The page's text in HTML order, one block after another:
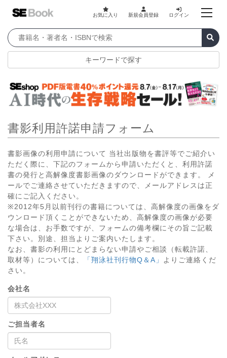
お気に入り 新規会員登録 ログイン
キーワードで探す
書影利用許諾申請フォーム
書影画像の利用申請について 当社出版物を書評等でご紹介い
ただく際に、下記のフォームから申請いただくと、利用許諾
書の発行と高解像度書影画像のダウンロードができます。 メ
ールでご連絡させていただきますので、メールアドレスは正
確にご記入ください。
※2012年5月以前刊行の書籍については、高解像度の画像をダ
ウンロード頂くことができないため、高解像度の画像が必要
な場合は、お手数ですが、フォームの備考欄にその旨ご記載
下さい。別途、担当よりご案内いたします。
なお、書影の利用にとどまらない申請やご相談（転載許諾、
取材等）については、
「翔泳社刊行物Q＆A」
よりご連絡くだ
さい。
会社名
ご担当者名